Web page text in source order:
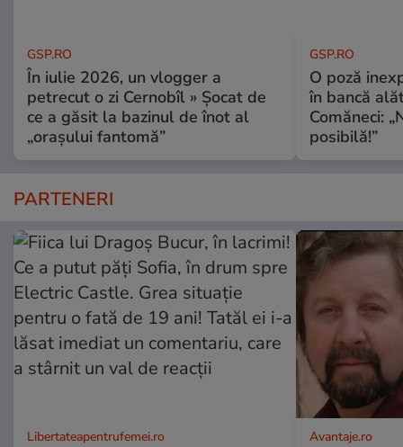
GSP.RO
În iulie 2026, un vlogger a
petrecut o zi Cernobîl » Șocat de
ce a găsit la bazinul de înot al
„orașului fantomă”
GSP.RO
O poză
în bancă
Comăneci:
posibilă!”
PARTENERI
Libertateapentrufemei.ro Avantaje.ro